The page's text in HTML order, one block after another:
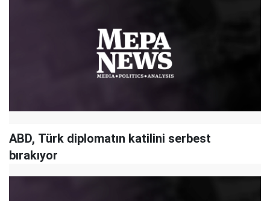
ABD, Türk diplomatın katilini serbest
bırakıyor